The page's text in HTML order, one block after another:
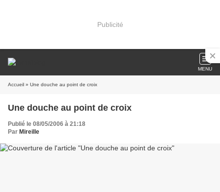
Publicité
MENU
Accueil » Une douche au point de croix
Une douche au point de croix
Publié le 08/05/2006 à 21:18
Par Mireille